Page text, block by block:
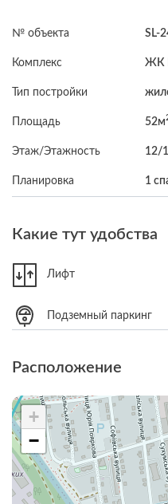
№ объекта SL-
Комплекс ЖК
Тип постройки
Площадь 52м
Этаж/Этажность 12/
Планировка 1
Какие тут удобства
Лифт
Подземный паркинг
Расположение
+
−